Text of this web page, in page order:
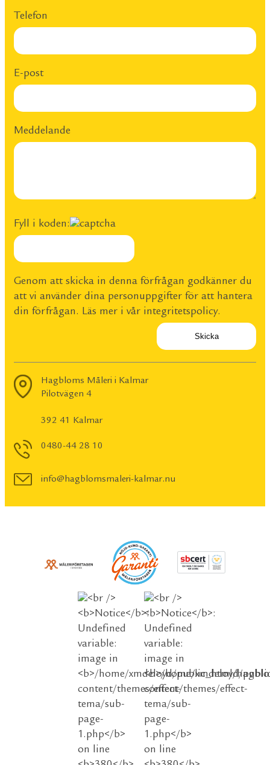
Telefon
E-post
Meddelande
Fyll i koden:
Genom att skicka in denna förfrågan godkänner du
att vi använder dina personuppgifter för att hantera
din förfrågan. Läs mer i vår integritetspolicy.
Hagbloms Måleri i Kalmar
Pilotvägen 4
392 41 Kalmar
0480-44 28 10
info@hagblomsmaleri-kalmar.nu